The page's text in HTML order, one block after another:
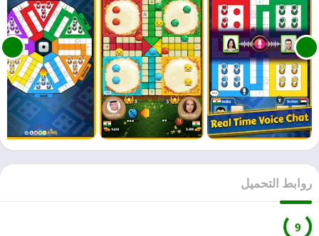
روابط التحميل
9